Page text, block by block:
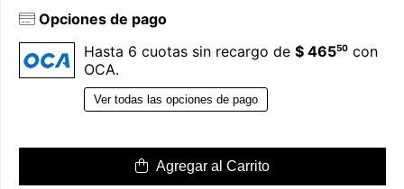
Opciones de pago
Hasta 6 cuotas sin recargo de $ 46550 con
OCA.
Ver todas las opciones de pago
Agregar al Carrito